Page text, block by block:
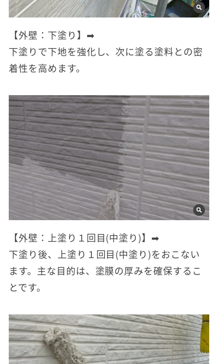
【外壁：下塗り】➡
下塗りで下地を強化し、次に塗る塗料との密
着性を高めます。
【外壁：上塗り１回目(中塗り)】➡
下塗り後、上塗り１回目(中塗り)をおこない
ます。主な目的は、塗膜の厚みを確保するこ
とです。